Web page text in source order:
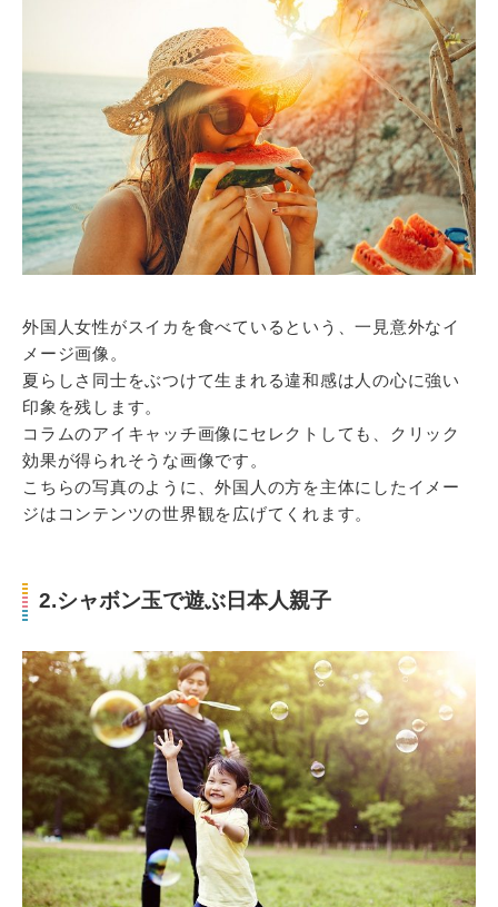
外国人女性がスイカを食べているという、一見意外なイ
メージ画像。
夏らしさ同士をぶつけて生まれる違和感は人の心に強い
印象を残します。
コラムのアイキャッチ画像にセレクトしても、クリック
効果が得られそうな画像です。
こちらの写真のように、外国人の方を主体にしたイメー
ジはコンテンツの世界観を広げてくれます。
2.シャボン玉で遊ぶ日本人親子